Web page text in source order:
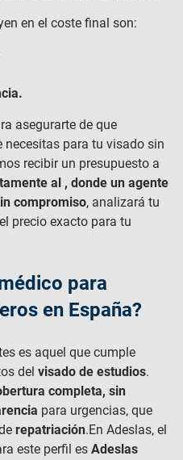
en el coste final son:
asegurarte de que
para tu visado sin
recibir un presupuesto a
al , donde un agente
compromiso, analizará tu
precio exacto para tu
para
en España?
es aquel que cumple
del visado de estudios.
completa, sin
para urgencias, que
repatriación.En Adeslas, el
este perfil es Adeslas